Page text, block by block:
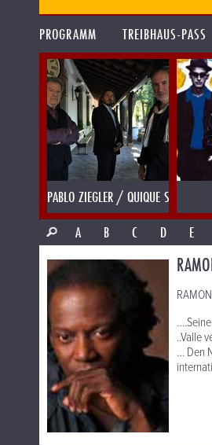
PROGRAMM TREIBHAUS-PASS
PABLO ZIEGLER / QUIQUE SINESI
A
B C D E
..Valle
… Den